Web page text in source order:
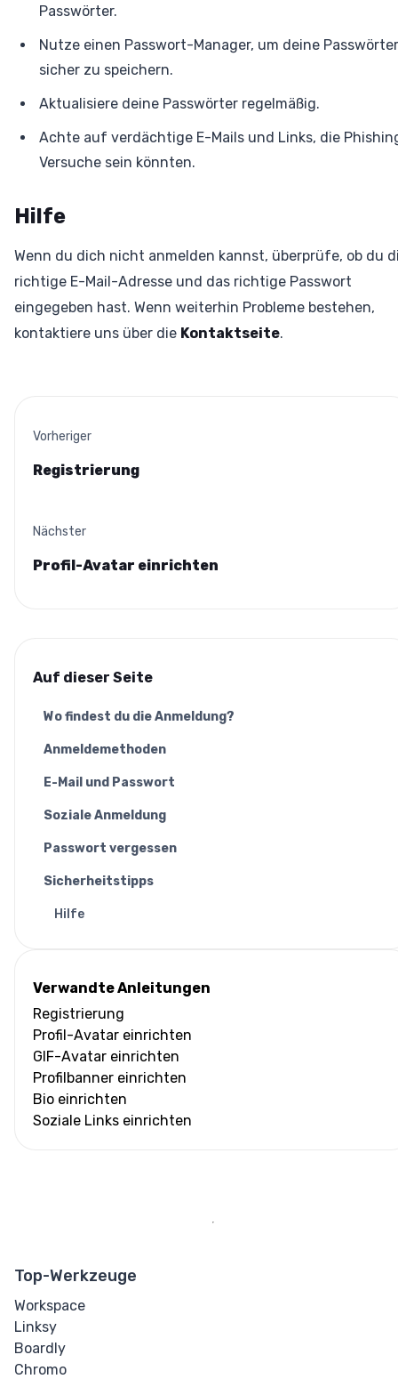
Passwörter.
Nutze einen Passwort-Manager, um deine Passwörter
sicher zu speichern.
Aktualisiere deine Passwörter regelmäßig.
Achte auf verdächtige E-Mails und Links, die
Versuche sein könnten.
Hilfe
Wenn du dich nicht anmelden kannst, überprüfe, ob du
richtige E-Mail-Adresse und das richtige Passwort
eingegeben hast. Wenn weiterhin Probleme bestehen,
kontaktiere uns über die Kontaktseite.
Vorheriger
Registrierung
Nächster
Profil-Avatar einrichten
Auf dieser Seite
Wo findest du die Anmeldung?
Anmeldemethoden
E-Mail und Passwort
Soziale Anmeldung
Passwort vergessen
Sicherheitstipps
Hilfe
Verwandte Anleitungen
Registrierung
Profil-Avatar einrichten
GIF-Avatar einrichten
Profilbanner einrichten
Bio einrichten
Soziale Links einrichten
Top-Werkzeuge
Workspace
Linksy
Boardly
Chromo